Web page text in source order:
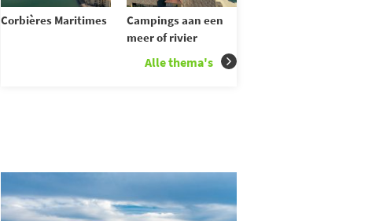
Corbières Maritimes
Campings aan een
meer of rivier
Alle thema's